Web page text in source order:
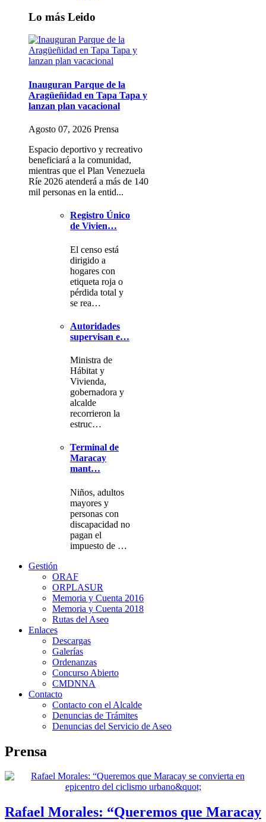
Lo más Leido
Inauguran Parque de la
Aragüeñidad en Tapa Tapa y
lanzan plan vacacional
Agosto 07, 2026 Prensa
Espacio deportivo y recreativo
beneficiará a la comunidad,
mientras que el Plan Venezuela
Ríe 2026 atenderá a más de 140
mil personas en la entid...
Registro Único
de Vivien…
El censo está
dirigido a
hogares con
etiqueta roja o
pérdida total y
se rea…
Autoridades
supervisan e…
Ministra de
Hábitat y
Vivienda,
gobernadora y
alcalde
recorrieron la
estruc…
Terminal de
Maracay
mant…
Niños, adultos
mayores y
personas con
discapacidad no
pagan el
impuesto de …
Gestión
ORAF
ORPLASUR
Memoria y Cuenta 2016
Memoria y Cuenta 2018
Rutas del Aseo
Enlaces
Descargas
Galerías
Ordenanzas
Concurso Abierto
CMDNNA
Contacto
Contacto con el Alcalde
Denuncias de Trámites
Denuncias del Servicio de Aseo
Prensa
Rafael Morales: “Queremos que Maracay